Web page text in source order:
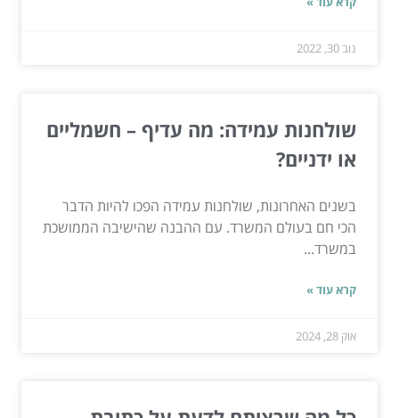
נוב 30, 2022
שולחנות עמידה: מה עדיף – חשמליים
או ידניים?
בשנים האחרונות, שולחנות עמידה הפכו להיות הדבר
הכי חם בעולם המשרד. עם ההבנה שהישיבה הממושכת
במשרד...
קרא עוד »
אוק 28, 2024